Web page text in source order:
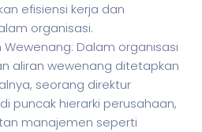
efisiensi kerja dan
organisasi.
Wewenang: Dalam organisasi
aliran wewenang ditetapkan
seorang direktur
puncak hierarki perusahaan,
manajemen seperti